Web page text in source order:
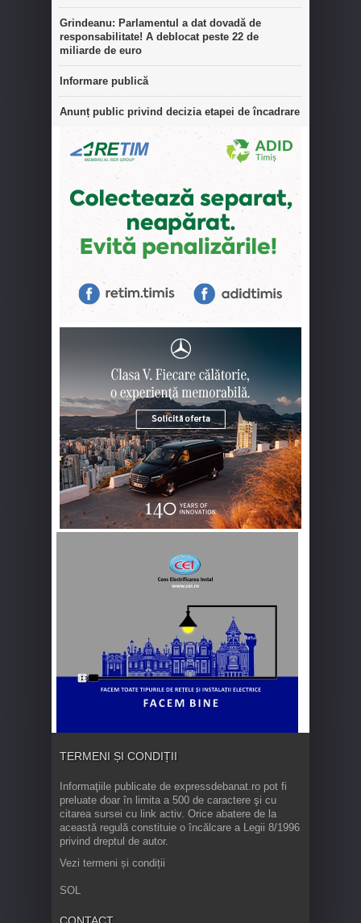
Grindeanu: Parlamentul a dat dovadă de
responsabilitate! A deblocat peste 22 de
miliarde de euro
Informare publică
Anunț public privind decizia etapei de încadrare
TERMENI ȘI CONDIȚII
Informaţiile publicate de expressdebanat.ro pot fi
preluate doar în limita a 500 de caractere şi cu
citarea sursei cu link activ. Orice abatere de la
această regulă constituie o încălcare a Legii 8/1996
privind dreptul de autor.
Vezi termeni și condiții
SOL